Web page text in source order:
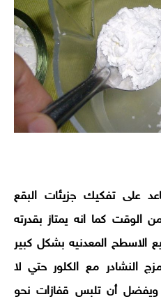
على تفكيك جزيئات البقع
الوقت كما انه يمتاز بقدرته
الاسطح المعدنيه بشكل كبير
النشادر مع الكلور حتي لا
أن تلبس قفازات نحو